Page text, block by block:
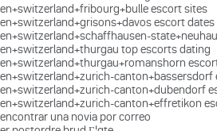
en+switzerland+fribourg+bulle escort sites
en+switzerland+grisons+davos escort dates
en+switzerland+schaffhausen-
en+switzerland+thurgau top escorts dating
en+switzerland+thurgau+romanshorn
en+switzerland+zurich-canton+bassersdorf
en+switzerland+zurich-canton+dubendorf
en+switzerland+zurich-canton+effretikon
encontrar una novia por correo